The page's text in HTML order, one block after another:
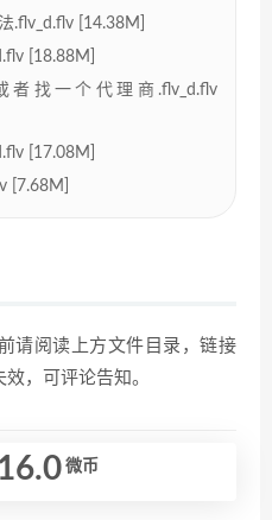
.flv_d.flv [14.38M]
[18.88M]
者找一个代理商.flv_d.flv
[17.08M]
[7.68M]
请阅读上方文件目录，链接
，可评论告知。
16.0 微币